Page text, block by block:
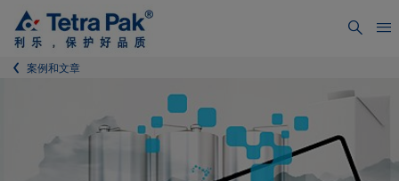
案例和文章